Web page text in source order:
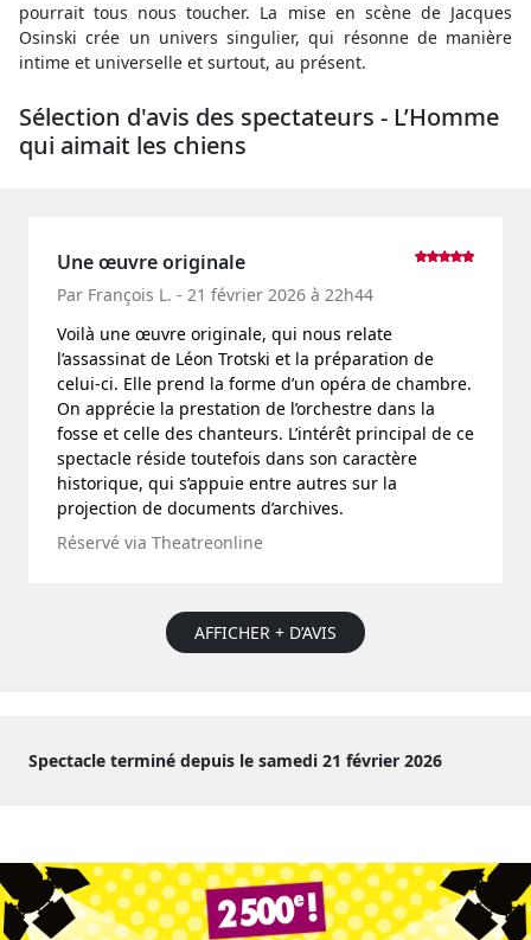
pourrait tous nous toucher. La mise en scène de Jacques
Osinski crée un univers singulier, qui résonne de manière
intime et universelle et surtout, au présent.
Sélection d'avis des spectateurs - L’Homme
qui aimait les chiens
Une œuvre originale
Par François L. - 21 février 2026 à 22h44
Voilà une œuvre originale, qui nous relate
l’assassinat de Léon Trotski et la préparation de
celui-ci. Elle prend la forme d’un opéra de chambre.
On apprécie la prestation de l’orchestre dans la
fosse et celle des chanteurs. L’intérêt principal de ce
spectacle réside toutefois dans son caractère
historique, qui s’appuie entre autres sur la
projection de documents d’archives.
Réservé via Theatreonline
AFFICHER + D’AVIS
Spectacle terminé depuis le samedi 21 février 2026